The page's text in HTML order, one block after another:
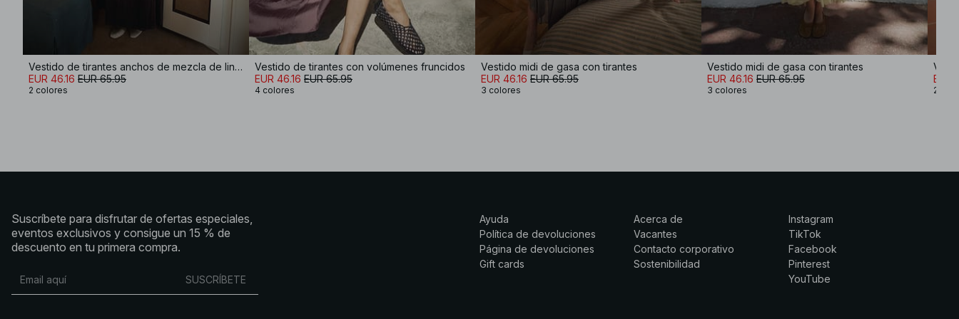
Vestido de tirantes anchos de mezcla de lino con volúmenes y efecto arrugado
EUR 46.16 EUR 65.95
2 colores
Vestido de tirantes con volúmenes fruncidos
EUR 46.16 EUR 65.95
4 colores
Vestido midi de gasa con tirantes
EUR 46.16 EUR 65.95
3 colores
Vestido midi de gasa con tirantes
EUR 46.16 EUR 65.95
3 colores
EUR
2
Suscríbete para disfrutar de ofertas especiales,
eventos exclusivos y consigue un 15 % de
descuento en tu primera compra.
SUSCRÍBETE
Ayuda
Política de devoluciones
Página de devoluciones
Gift cards
Acerca de
Vacantes
Contacto corporativo
Sostenibilidad
Instagram
TikTok
Facebook
Pinterest
YouTube